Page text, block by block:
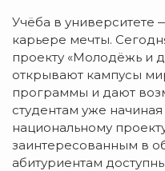
Учёба в университете
карьере мечты.
проекту «Молодёжь и
открывают кампусы
программы и дают
студентам уже
национальному
заинтересованным в
абитуриентам